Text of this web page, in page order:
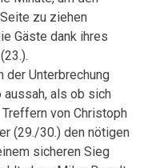
zu ziehen
Gäste dank ihres
der Unterbrechung
als ob sich
von Christoph
(29./30.) den nötigen
sicheren Sieg